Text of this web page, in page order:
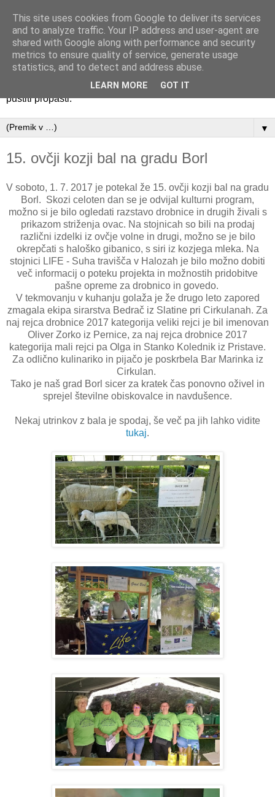
Društvo za oživitev gradu
Borl
Pogled na grad BorlGrad Borl je biser, ki ga ne smemo
pustiti propasti.
▼
15. ovčji kozji bal na gradu Borl
V soboto, 1. 7. 2017 je potekal že 15. ovčji kozji bal na gradu
Borl. Skozi celoten dan se je odvijal kulturni program,
možno si je bilo ogledati razstavo drobnice in drugih živali s
prikazom striženja ovac. Na stojnicah so bili na prodaj
različni izdelki iz ovčje volne in drugi, možno se je bilo
okrepčati s haloško gibanico, s siri iz kozjega mleka. Na
stojnici LIFE - Suha travišča v Halozah je bilo možno dobiti
več informacij o poteku projekta in možnostih pridobitve
pašne opreme za drobnico in govedo.
V tekmovanju v kuhanju golaža je že drugo leto zapored
zmagala ekipa sirarstva Bedrač iz Slatine pri Cirkulanah. Za
naj rejca drobnice 2017 kategorija veliki rejci je bil imenovan
Oliver Zorko iz Pernice, za naj rejca drobnice 2017
kategorija mali rejci pa Olga in Stanko Kolednik iz Pristave.
Za odlično kulinariko in pijačo je poskrbela Bar Marinka iz
Cirkulan.
Tako je naš grad Borl sicer za kratek čas ponovno oživel in
sprejel številne obiskovalce in navdušence.
Nekaj utrinkov z bala je spodaj, še več pa jih lahko vidite
tukaj.
This site uses cookies from Google to deliver its services
and to analyze traffic. Your IP address and user-agent are
shared with Google along with performance and security
metrics to ensure quality of service, generate usage
statistics, and to detect and address abuse.
LEARN MORE GOT IT